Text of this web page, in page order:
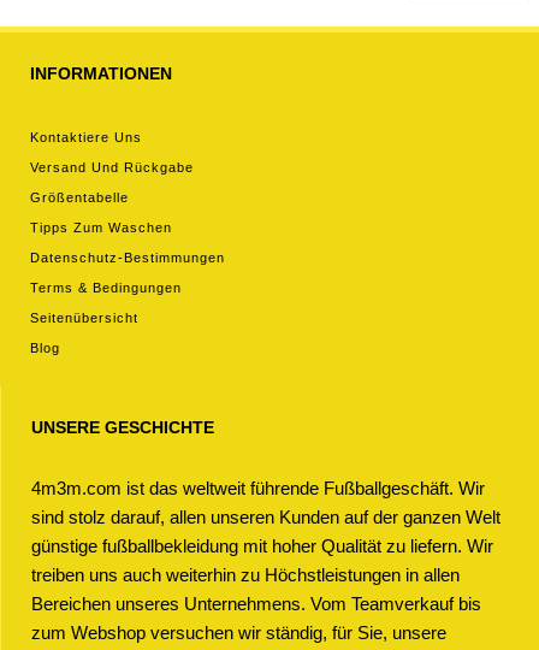
INFORMATIONEN
Kontaktiere Uns
Versand Und Rückgabe
Größentabelle
Tipps Zum Waschen
Datenschutz-Bestimmungen
Terms & Bedingungen
Seitenübersicht
Blog
UNSERE GESCHICHTE
4m3m.com ist das weltweit führende Fußballgeschäft. Wir
sind stolz darauf, allen unseren Kunden auf der ganzen Welt
günstige fußballbekleidung mit hoher Qualität zu liefern. Wir
treiben uns auch weiterhin zu Höchstleistungen in allen
Bereichen unseres Unternehmens. Vom Teamverkauf bis
zum Webshop versuchen wir ständig, für Sie, unsere